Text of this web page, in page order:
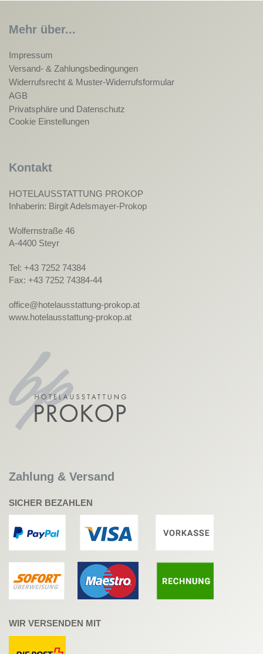
Mehr über...
Impressum
Versand- & Zahlungsbedingungen
Widerrufsrecht & Muster-Widerrufsformular
AGB
Privatsphäre und Datenschutz
Cookie Einstellungen
Kontakt
HOTELAUSSTATTUNG PROKOP
Inhaberin: Birgit Adelsmayer-Prokop
Wolfernstraße 46
A-4400 Steyr
Tel: +43 7252 74384
Fax: +43 7252 74384-44
office@hotelausstattung-prokop.at
www.hotelausstattung-prokop.at
Zahlung & Versand
SICHER BEZAHLEN
WIR VERSENDEN MIT